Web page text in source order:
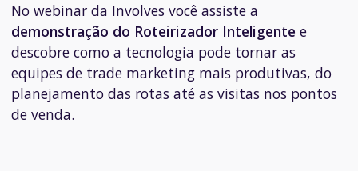
No webinar da Involves você assiste a
demonstração do Roteirizador Inteligente e
descobre como a tecnologia pode tornar as
equipes de trade marketing mais produtivas, do
planejamento das rotas até as visitas nos pontos
de venda.